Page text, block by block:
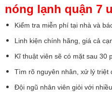
nóng lạnh quận 7
Kiểm tra miễn phí tại nhà và
Linh kiện chính hãng, giá cả
Kĩ thuật viên sẽ có mặt sau 30
Tìm rõ nguyên nhân, xử lý triệt
Đội ngũ nhân viên giỏi với